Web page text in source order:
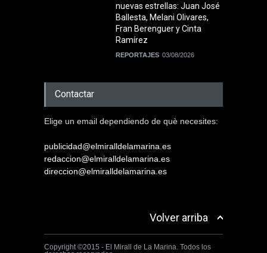
nuevas estrellas: Juan José
Ballesta, Melani Olivares,
Fran Berenguer y Cinta
Ramírez
REPORTAJES 03/08/2026
Contactar
Elige un email dependiendo de què necesites:
publicidad@elmiralldelamarina.es
redaccion@elmiralldelamarina.es
direccion@elmiralldelamarina.es
Volver arriba
Copyright ©2015 - El Mirall de La Marina. Todos los